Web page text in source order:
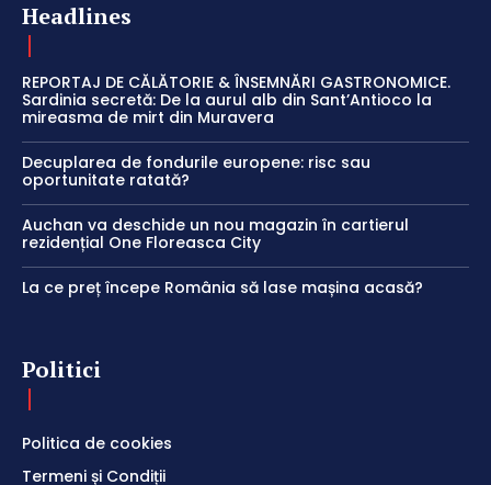
Headlines
REPORTAJ DE CĂLĂTORIE & ÎNSEMNĂRI GASTRONOMICE.
Sardinia secretă: De la aurul alb din Sant’Antioco la
mireasma de mirt din Muravera
Decuplarea de fondurile europene: risc sau
oportunitate ratată?
Auchan va deschide un nou magazin în cartierul
rezidențial One Floreasca City
La ce preț începe România să lase mașina acasă?
Politici
Politica de cookies
Termeni și Condiții